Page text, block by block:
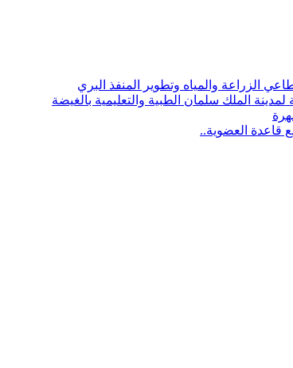
الزراعة والمياه وتطوير المنفذ البري
الملك سلمان الطبية والتعليمية بالغيضة
قاعدة العضوية..